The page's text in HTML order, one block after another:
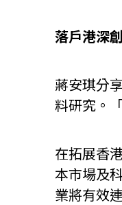
落戶港深
蔣安琪分
料研究。
在拓展香
本市場及
業將有效